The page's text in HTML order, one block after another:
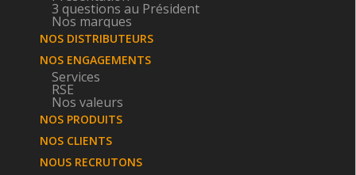
3 questions au Président
Nos marques
NOS DISTRIBUTEURS
NOS ENGAGEMENTS
Services
RSE
Nos valeurs
NOS PRODUITS
NOS CLIENTS
NOUS RECRUTONS